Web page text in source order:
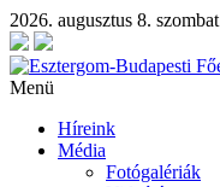
2026. augusztus 8. szombat
Menü
Híreink
Média
Fotógalériák